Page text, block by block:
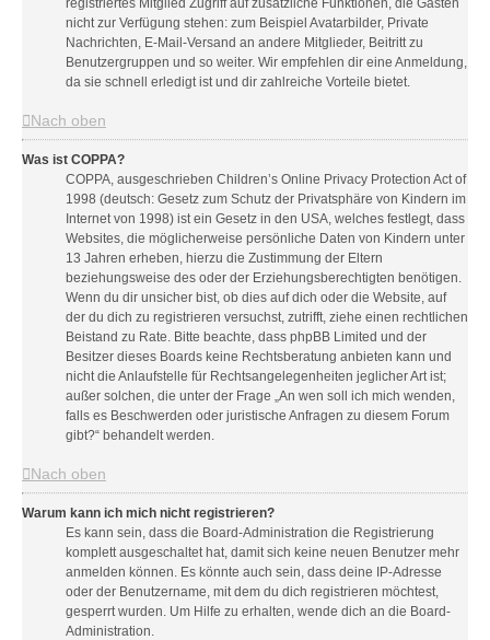
registriertes Mitglied Zugriff auf zusätzliche Funktionen, die Gästen
nicht zur Verfügung stehen: zum Beispiel Avatarbilder, Private
Nachrichten, E-Mail-Versand an andere Mitglieder, Beitritt zu
Benutzergruppen und so weiter. Wir empfehlen dir eine Anmeldung,
da sie schnell erledigt ist und dir zahlreiche Vorteile bietet.
Nach oben
Was ist COPPA?
COPPA, ausgeschrieben Children’s Online Privacy Protection Act of
1998 (deutsch: Gesetz zum Schutz der Privatsphäre von Kindern im
Internet von 1998) ist ein Gesetz in den USA, welches festlegt, dass
Websites, die möglicherweise persönliche Daten von Kindern unter
13 Jahren erheben, hierzu die Zustimmung der Eltern
beziehungsweise des oder der Erziehungsberechtigten benötigen.
Wenn du dir unsicher bist, ob dies auf dich oder die Website, auf
der du dich zu registrieren versuchst, zutrifft, ziehe einen rechtlichen
Beistand zu Rate. Bitte beachte, dass phpBB Limited und der
Besitzer dieses Boards keine Rechtsberatung anbieten kann und
nicht die Anlaufstelle für Rechtsangelegenheiten jeglicher Art ist;
außer solchen, die unter der Frage „An wen soll ich mich wenden,
falls es Beschwerden oder juristische Anfragen zu diesem Forum
gibt?“ behandelt werden.
Nach oben
Warum kann ich mich nicht registrieren?
Es kann sein, dass die Board-Administration die Registrierung
komplett ausgeschaltet hat, damit sich keine neuen Benutzer mehr
anmelden können. Es könnte auch sein, dass deine IP-Adresse
oder der Benutzername, mit dem du dich registrieren möchtest,
gesperrt wurden. Um Hilfe zu erhalten, wende dich an die Board-
Administration.